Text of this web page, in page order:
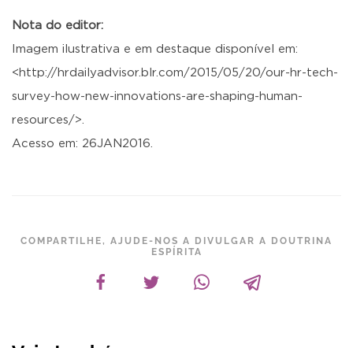
Nota do editor:
Imagem ilustrativa e em destaque disponível em:
<http://hrdailyadvisor.blr.com/2015/05/20/our-hr-tech-
survey-how-new-innovations-are-shaping-human-
resources/>.
Acesso em: 26JAN2016.
COMPARTILHE, AJUDE-NOS A DIVULGAR A DOUTRINA
ESPÍRITA